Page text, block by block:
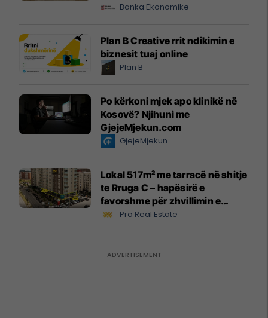
Banka Ekonomike
Plan B Creative rrit ndikimin e
biznesit tuaj online
Plan B
Po kërkoni mjek apo klinikë në
Kosovë? Njihuni me
GjejeMjekun.com
GjejeMjekun
Lokal 517m² me tarracë në shitje
te Rruga C – hapësirë e
favorshme për zhvillimin e
biznesit #15796
Pro Real Estate